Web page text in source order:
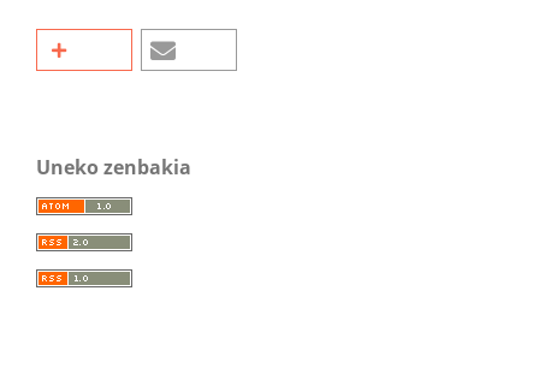
Uneko zenbakia